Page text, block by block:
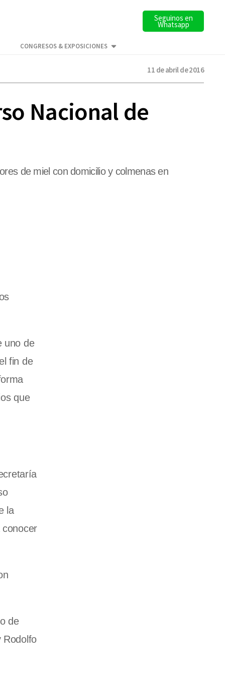
Seguinos en
Whatsapp
CONGRESOS & EXPOSICIONES
11 de abril de 2016
Nacional de
de miel con domicilio y colmenas en
uno de
fin de
que
la
de
Rodolfo